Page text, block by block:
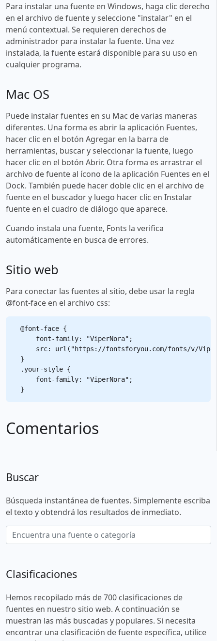
Para instalar una fuente en Windows, haga clic derecho
en el archivo de fuente y seleccione "instalar" en el
menú contextual. Se requieren derechos de
administrador para instalar la fuente. Una vez
instalada, la fuente estará disponible para su uso en
cualquier programa.
Mac OS
Puede instalar fuentes en su Mac de varias maneras
diferentes. Una forma es abrir la aplicación Fuentes,
hacer clic en el botón Agregar en la barra de
herramientas, buscar y seleccionar la fuente, luego
hacer clic en el botón Abrir. Otra forma es arrastrar el
archivo de fuente al ícono de la aplicación Fuentes en el
Dock. También puede hacer doble clic en el archivo de
fuente en el buscador y luego hacer clic en Instalar
fuente en el cuadro de diálogo que aparece.
Cuando instala una fuente, Fonts la verifica
automáticamente en busca de errores.
Sitio web
Para conectar las fuentes al sitio, debe usar la regla
@font-face en el archivo css:
@font-face {
    font-family: "ViperNora";
src: url("https://fontsforyou.com/fonts/v/
}
.your-style {
    font-family: "ViperNora";
Comentarios
Buscar
Búsqueda instantánea de fuentes. Simplemente escriba
el texto y obtendrá los resultados de inmediato.
Clasificaciones
Hemos recopilado más de 700 clasificaciones de
fuentes en nuestro sitio web. A continuación se
muestran las más buscadas y populares. Si necesita
encontrar una clasificación de fuente específica, utilice